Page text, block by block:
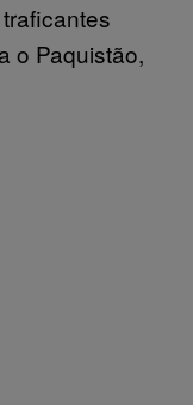
o Paquistão,